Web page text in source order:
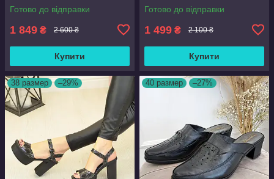
Готово до відправки
1 849 ₴ 2 600 ₴
Купити
Готово до відправки
1 499 ₴ 2 100 ₴
Купити
38 размер –29% 40 размер –27%